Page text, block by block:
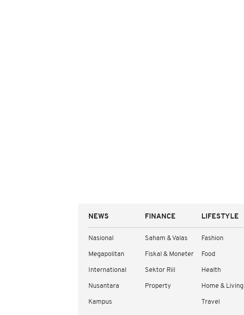
NEWS
Nasional
Megapolitan
International
Nusantara
Kampus
FINANCE
Saham & Valas
Fiskal & Moneter
Sektor Riil
Property
LIFESTYLE
Fashion
Food
Health
Home & Living
Travel